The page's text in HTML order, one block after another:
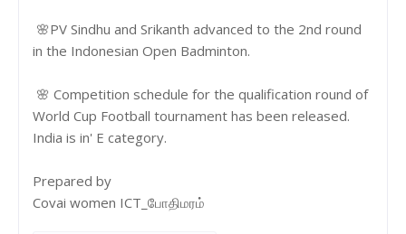
🌸PV Sindhu and Srikanth advanced to the 2nd round
in the Indonesian Open Badminton.
🌸 Competition schedule for the qualification round of
World Cup Football tournament has been released.
India is in' E category.
Prepared by
Covai women ICT_போதிமரம்